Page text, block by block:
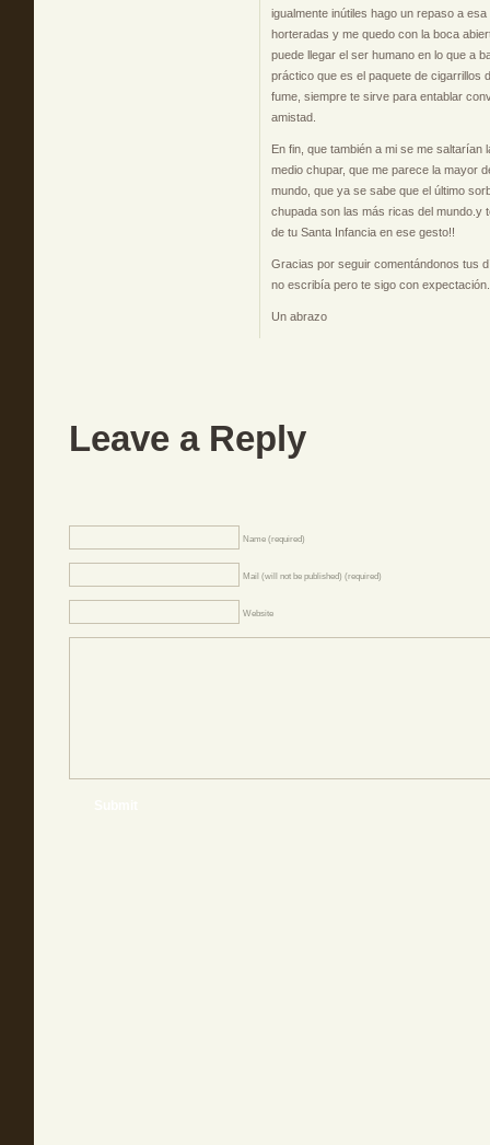
igualmente inútiles hago un repaso a
horteradas y me quedo con la boca
puede llegar el ser humano en lo que a
práctico que es el paquete de cigarrillos
fume, siempre te sirve para entablar
amistad.
En fin, que también a mi se me saltarían
medio chupar, que me parece la mayor
mundo, que ya se sabe que el último
chupada son las más ricas del mundo.y
de tu Santa Infancia en ese gesto!!
Gracias por seguir comentándonos tus
no escribía pero te sigo con expectación.
Un abrazo
Leave a Reply
Name (required)
Mail (will not be published) (required)
Website